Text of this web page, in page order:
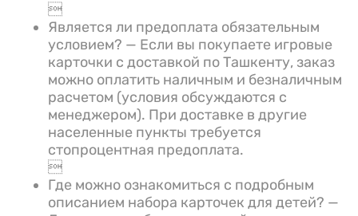

Является ли предоплата обязательным
условием? — Если вы покупаете игровые
карточки с доставкой по Ташкенту, заказ
можно оплатить наличным и безналичным
расчетом (условия обсуждаются с
менеджером). При доставке в другие
населенные пункты требуется
стопроцентная предоплата.

Где можно ознакомиться с подробным
описанием набора карточек для детей? —